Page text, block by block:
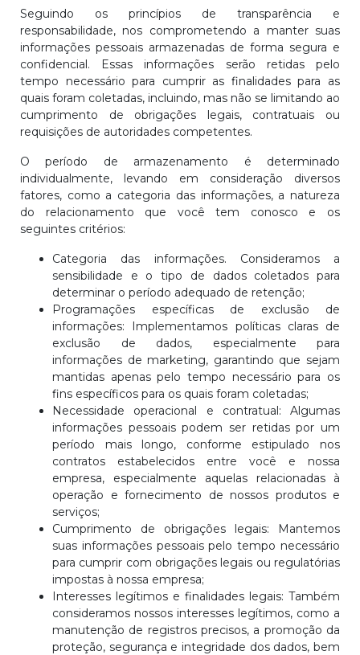
Seguindo os princípios de transparência e
responsabilidade, nos comprometendo a manter suas
informações pessoais armazenadas de forma segura e
confidencial. Essas informações serão retidas pelo
tempo necessário para cumprir as finalidades para as
quais foram coletadas, incluindo, mas não se limitando ao
cumprimento de obrigações legais, contratuais ou
requisições de autoridades competentes.
O período de armazenamento é determinado
individualmente, levando em consideração diversos
fatores, como a categoria das informações, a natureza
do relacionamento que você tem conosco e os
seguintes critérios:
Categoria das informações. Consideramos a
sensibilidade e o tipo de dados coletados para
determinar o período adequado de retenção;
Programações específicas de exclusão de
informações: Implementamos políticas claras de
exclusão de dados, especialmente para
informações de marketing, garantindo que sejam
mantidas apenas pelo tempo necessário para os
fins específicos para os quais foram coletadas;
Necessidade operacional e contratual: Algumas
informações pessoais podem ser retidas por um
período mais longo, conforme estipulado nos
contratos estabelecidos entre você e nossa
empresa, especialmente aquelas relacionadas à
operação e fornecimento de nossos produtos e
serviços;
Cumprimento de obrigações legais: Mantemos
suas informações pessoais pelo tempo necessário
para cumprir com obrigações legais ou regulatórias
impostas à nossa empresa;
Interesses legítimos e finalidades legais: Também
consideramos nossos interesses legítimos, como a
manutenção de registros precisos, a promoção da
proteção, segurança e integridade dos dados, bem